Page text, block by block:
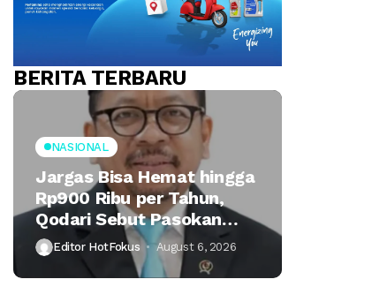
BERITA TERBARU
NASIONAL
Jargas Bisa Hemat hingga
Rp900 Ribu per Tahun,
Qodari Sebut Pasokan
Lebih Praktis
Editor HotFokus August 6, 2026